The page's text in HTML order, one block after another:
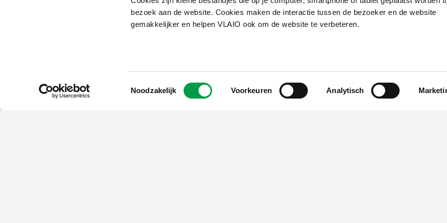
bezoek aan de website. Cookies maken de interactie tussen de bezoeker en de website
gemakkelijker en helpen VLAIO ook om de website te verbeteren.
Toestemmingsselectie
Noodzakelijk Voorkeuren Analytisch
events kan je snel en makkelijk kennismaken met 200+ co-founderprofielen.
25 jun 2026 , ... Online